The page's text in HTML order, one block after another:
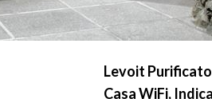
Levoit
Casa WiFi,